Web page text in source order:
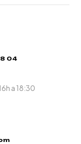
04
a 18:30